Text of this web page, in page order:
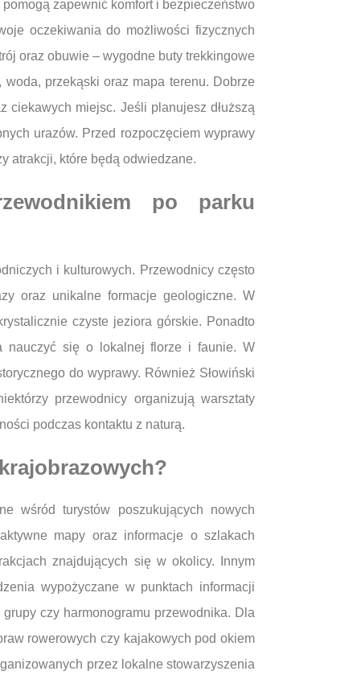
zapewnić komfort i bezpieczeństwo
oczekiwania do możliwości fizycznych
oraz obuwie – wygodne buty trekkingowe
przekąski oraz mapa terenu. Dobrze
ciekawych miejsc. Jeśli planujesz dłuższą
urazów. Przed rozpoczęciem wyprawy
atrakcji, które będą odwiedzane.
po parku
i kulturowych. Przewodnicy często
oraz unikalne formacje geologiczne. W
czyste jeziora górskie. Ponadto
nauczyć się o lokalnej florze i faunie. W
do wyprawy. Również Słowiński
przewodnicy organizują warsztaty
podczas kontaktu z naturą.
wśród turystów poszukujących nowych
mapy oraz informacje o szlakach
znajdujących się w okolicy. Innym
wypożyczane w punktach informacji
czy harmonogramu przewodnika. Dla
rowerowych czy kajakowych pod okiem
przez lokalne stowarzyszenia